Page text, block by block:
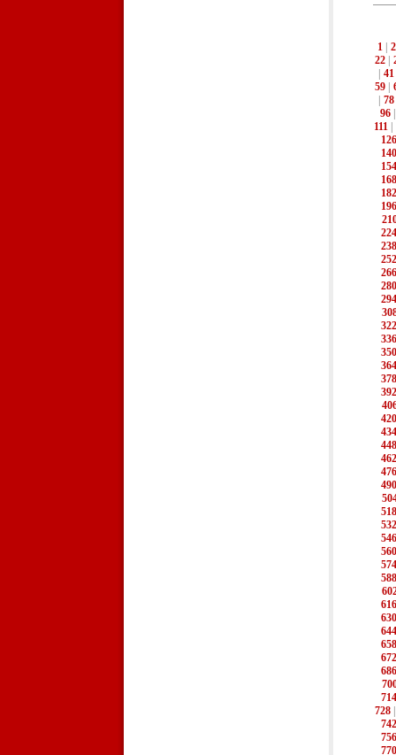
1
2
22|
41
59|
78
96
111|
126
140
154
168
182
196
224
238
252
266
280
294
322
336
350
364
378
392
420
434
448
462
476
490
518
532
546
560
574
588
616
630
644
658
672
686
714
728
742
756
770